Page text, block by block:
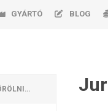
GYÁRTÓ BLOG
TÖRÖLNI MINDENT